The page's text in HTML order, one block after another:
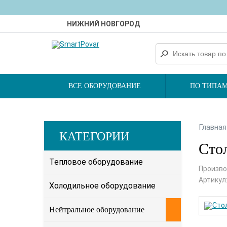
НИЖНИЙ НОВГОРОД
ВСЕ ОБОРУДОВАНИЕ ПО
КАТЕГОРИИ
Тепловое оборудование
Холодильное оборудование
Нейтральное оборудование
Главная
Артикул: